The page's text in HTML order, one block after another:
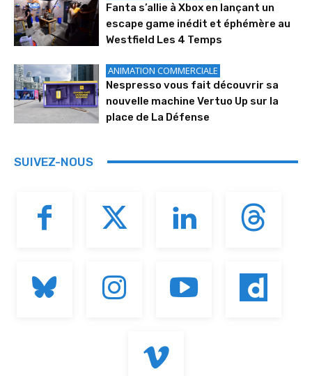
Fanta s’allie à Xbox en lançant un
escape game inédit et éphémère au
Westfield Les 4 Temps
ANIMATION COMMERCIALE
Nespresso vous fait découvrir sa
nouvelle machine Vertuo Up sur la
place de La Défense
SUIVEZ-NOUS